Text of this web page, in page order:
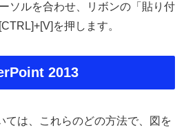
ソルを合わせ、リボンの「貼り付
を押します。
2013
ては、これらのどの方法で、図を